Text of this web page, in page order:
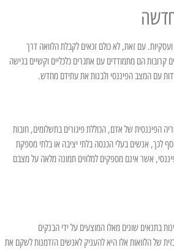
ועסקיות. עם זאת, לא כולם זכאים לקבלת הלוואה דרך
קרובות הם מתמודדים עם אתגרים כלכליים וקשיים בגישה
עם המצב הפיננסי ולבנות את עתידם מחדש.
הפיננסית של אדם, הכוללת פיגורים בתשלומים, חובות
לכך, אנשים בעלי הכנסה בלתי יציבה או בלתי מספקת
אשר אינם מספקים למלווים תמונה מלאה על מצבם
בתנאים שונים מאלו המוצעים על ידי הבנקים
של הלוואות אלו היא להעניק לאנשים הזדמנות לשקם את